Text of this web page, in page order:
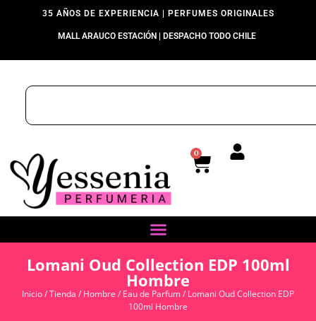
35 AÑOS DE EXPERIENCIA | PERFUMES ORIGINALES
MALL ARAUCO ESTACIÓN | DESPACHO TODO CHILE
0
Lomani Oud Collection EDP 100ml
Hombre
Inicio/Tienda / Hombre / Eau de Parfum/ Lomani Oud Collection EDP
100ml Hombre